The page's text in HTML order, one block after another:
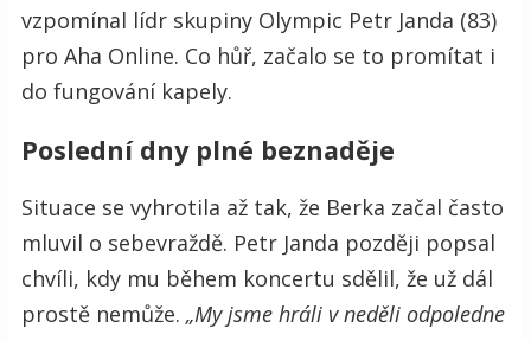
vzpomínal lídr skupiny Olympic Petr Janda (83)
pro Aha Online. Co hůř, začalo se to promítat i
do fungování kapely.
Poslední dny plné beznaděje
Situace se vyhrotila až tak, že Berka začal často
mluvil o sebevraždě. Petr Janda později popsal
chvíli, kdy mu během koncertu sdělil, že už dál
prostě nemůže. „My jsme hráli v neděli odpoledne